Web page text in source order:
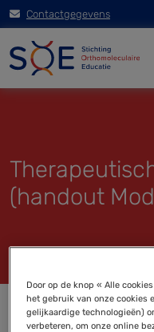
Contactgegevens
(handout
Door op de knop « Alle
het gebruik van onze cookies
gelijkaardige technologieën)
verbeteren, om onze online